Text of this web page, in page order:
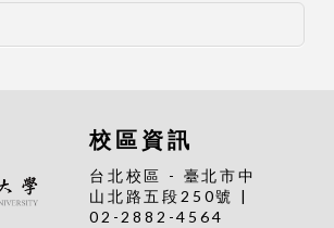
校區資訊
台北校區 - 臺北市中
山北路五段250號 |
02-2882-4564